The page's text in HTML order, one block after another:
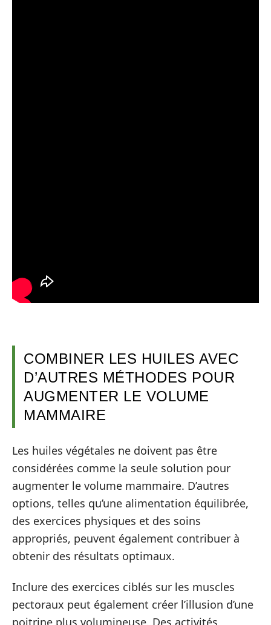
COMBINER LES HUILES AVEC
D’AUTRES MÉTHODES POUR
AUGMENTER LE VOLUME
MAMMAIRE
Les huiles végétales ne doivent pas être
considérées comme la seule solution pour
augmenter le volume mammaire. D’autres
options, telles qu’une alimentation équilibrée,
des exercices physiques et des soins
appropriés, peuvent également contribuer à
obtenir des résultats optimaux.
Inclure des exercices ciblés sur les muscles
pectoraux peut également créer l’illusion d’une
poitrine plus volumineuse. Des activités